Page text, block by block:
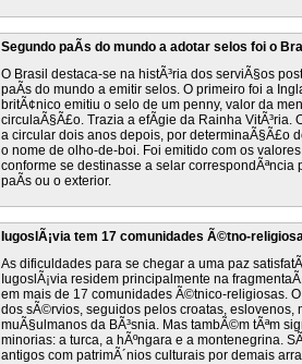
Segundo paÃ­s do mundo a adotar selos foi o
O Brasil destaca-se na histÃ³ria dos serviÃ§os
paÃ­s do mundo a emitir selos. O primeiro foi a
britÃ¢nico emitiu o selo de um penny, valor da
circulaÃ§Ã£o. Trazia a efÃ­gie da Rainha VitÃ³ria.
a circular dois anos depois, por determinaÃ§Ã£o
o nome de olho-de-boi. Foi emitido com os
conforme se destinasse a selar correspondÃªncia
paÃ­s ou o exterior.
IugoslÃ¡via tem 17 comunidades Ã©tno-
As dificuldades para se chegar a uma paz
IugoslÃ¡via residem principalmente na
em mais de 17 comunidades Ã©tnico-religiosas.
dos sÃ©rvios, seguidos pelos croatas, eslovenos,
muÃ§ulmanos da BÃ³snia. Mas tambÃ©m tÃªm
minorias: a turca, a hÃºngara e a montenegrina.
antigos com patrimÃ´nios culturais por demais